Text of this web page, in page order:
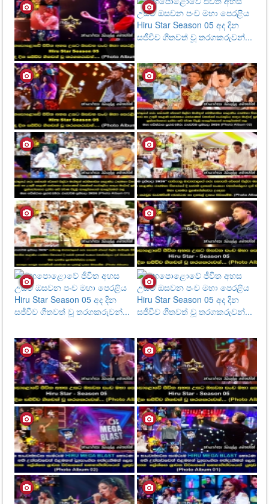
1,319Views
Recent Galleries